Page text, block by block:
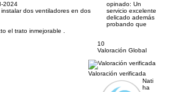
2024
dos ventiladores en dos
opinado: Un
servicio excelente
delicado además
probando que
el trato inmejorable .
10
Valoración Global
Valoración verificada
Nati
ha